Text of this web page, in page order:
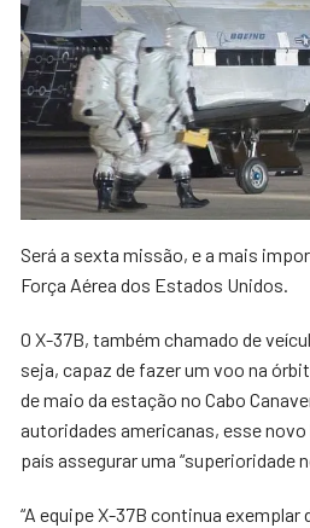
Será a sexta missão, e a mais
Força Aérea dos Estados Unidos.
O X-37B, também chamado de
seja, capaz de fazer um voo na
de maio da estação no Cabo
autoridades americanas, esse
país assegurar uma “superioridade
“A equipe X-37B continua exemplar